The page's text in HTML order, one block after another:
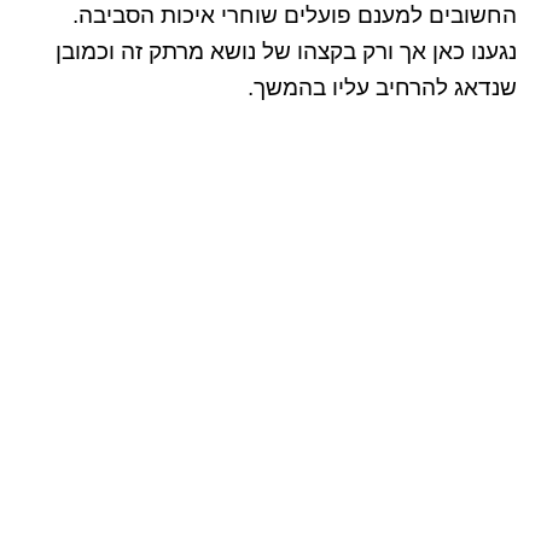
החשובים למענם פועלים שוחרי איכות הסביבה.
נגענו כאן אך ורק בקצהו של נושא מרתק זה וכמובן
שנדאג להרחיב עליו בהמשך.